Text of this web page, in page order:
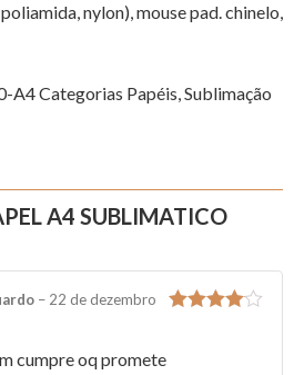
nylon), mouse pad. chinelo,
A4Categorias Papéis,Sublimação
A4 SUBLIMATICO
– 22 de dezembro
cumpre oq promete